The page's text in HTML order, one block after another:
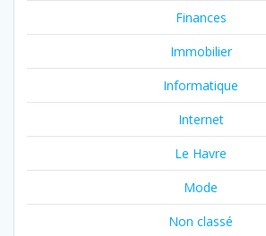
Finances
Immobilier
Informatique
Internet
Le Havre
Mode
Non classé